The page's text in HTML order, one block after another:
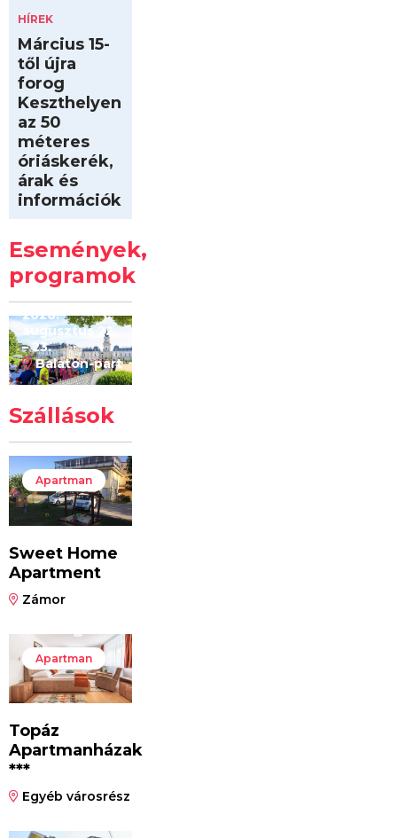
HÍREK
Március 15-
től újra
forog
Keszthelyen
az 50
méteres
óriáskerék,
árak és
információk
Események,
programok
Kilóméterek
2026
2026.
augusztus 22
– 23.
Balaton-part
Szállások
Apartman
Sweet Home
Apartment
Zámor
Apartman
Topáz
Apartmanházak
***
Egyéb városrész